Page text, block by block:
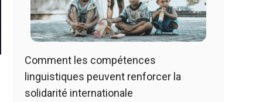
Comment les compétences
linguistiques peuvent renforcer la
solidarité internationale